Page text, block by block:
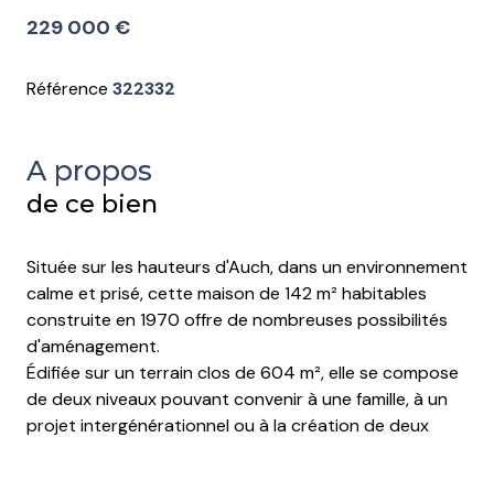
229 000 €
Référence 322332
A propos
de ce bien
Située sur les hauteurs d'Auch, dans un environnement
calme et prisé, cette maison de 142 m² habitables
construite en 1970 offre de nombreuses possibilités
d'aménagement.
Édifiée sur un terrain clos de 604 m², elle se compose
de deux niveaux pouvant convenir à une famille, à un
projet intergénérationnel ou à la création de deux